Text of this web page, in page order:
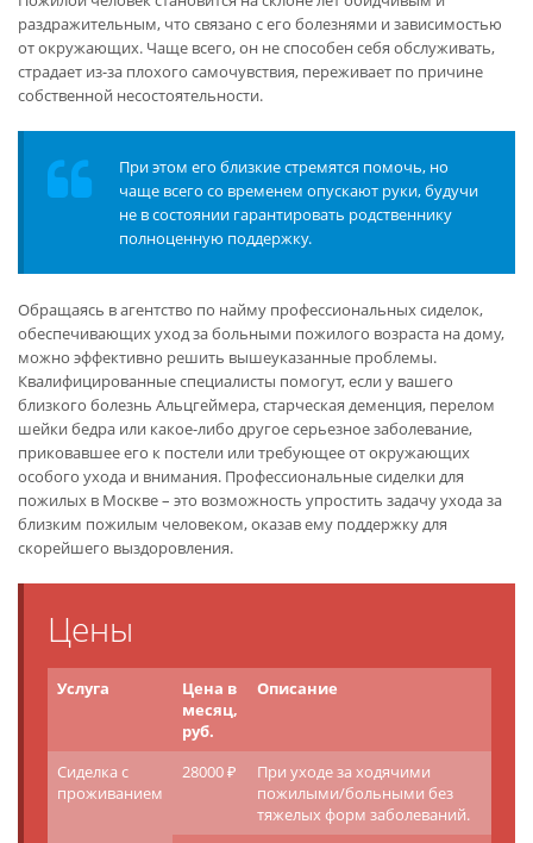
раздражительным, что связано с его болезнями и зависимостью
от окружающих. Чаще всего, он не способен себя обслуживать,
страдает из-за плохого самочувствия, переживает по причине
собственной несостоятельности.
При этом его близкие стремятся помочь, но
чаще всего со временем опускают руки, будучи
не в состоянии гарантировать родственнику
полноценную поддержку.
Обращаясь в агентство по найму профессиональных сиделок,
обеспечивающих уход за больными пожилого возраста на дому,
можно эффективно решить вышеуказанные проблемы.
Квалифицированные специалисты помогут, если у вашего
близкого болезнь Альцгеймера, старческая деменция, перелом
шейки бедра или какое-либо другое серьезное заболевание,
приковавшее его к постели или требующее от окружающих
особого ухода и внимания. Профессиональные сиделки для
пожилых в Москве – это возможность упростить задачу ухода за
близким пожилым человеком, оказав ему поддержку для
скорейшего выздоровления.
Цены
Услуга
Цена в
месяц,
руб.
Описание
Сиделка с
проживанием
28000 ₽
При уходе за ходячими
пожилыми/больными без
тяжелых форм заболеваний.